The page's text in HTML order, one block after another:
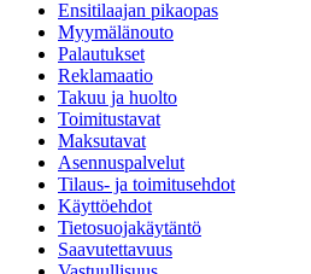
Ensitilaajan pikaopas
Myymälänouto
Palautukset
Reklamaatio
Takuu ja huolto
Toimitustavat
Maksutavat
Asennuspalvelut
Tilaus- ja toimitusehdot
Käyttöehdot
Tietosuojakäytäntö
Saavutettavuus